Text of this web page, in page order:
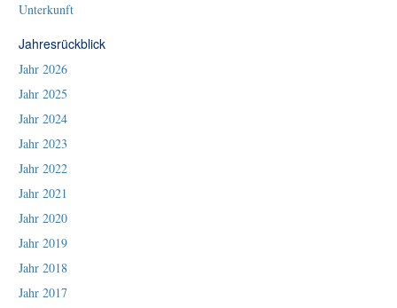
Unterkunft
Jahresrückblick
Jahr 2026
Jahr 2025
Jahr 2024
Jahr 2023
Jahr 2022
Jahr 2021
Jahr 2020
Jahr 2019
Jahr 2018
Jahr 2017